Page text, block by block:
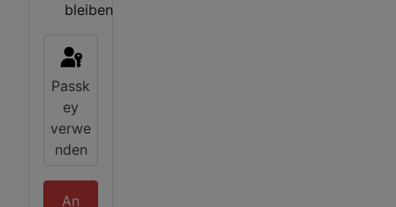
bleiben
Passk
ey
verwe
nden
An